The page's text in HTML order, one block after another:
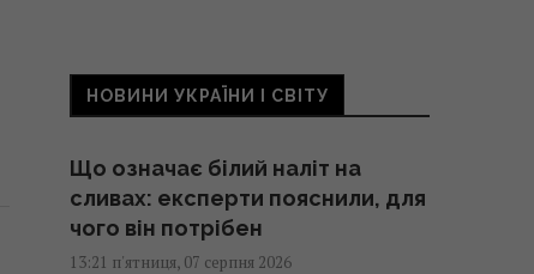
НОВИНИ УКРАЇНИ І СВІТУ
Що означає білий наліт на
сливах: експерти пояснили, для
чого він потрібен
13:21 п'ятниця, 07 серпня 2026